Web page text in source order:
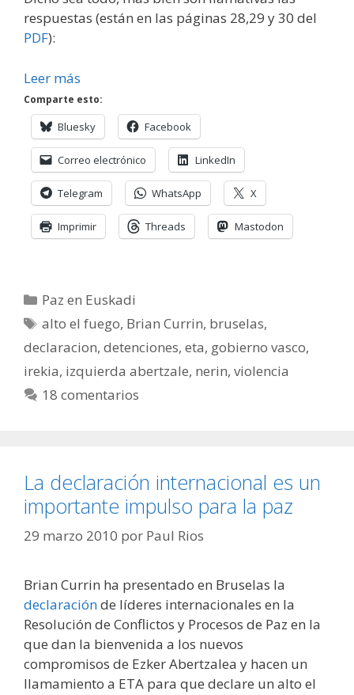
respuestas (están en las páginas 28,29 y 30 del
PDF):
Leer más
Comparte esto:
Bluesky Facebook
Correo electrónico LinkedIn
Telegram WhatsApp X
Imprimir Threads Mastodon
Categorías
Paz en Euskadi
Etiquetas
alto el fuego, Brian Currin, bruselas,
declaracion, detenciones, eta, gobierno vasco,
irekia, izquierda abertzale, nerin, violencia
18 comentarios
La declaración internacional es un
importante impulso para la paz
29 marzo 2010 por Paul Rios
Brian Currin ha presentado en Bruselas la
declaraciónde líderes internacionales en la
Resolución de Conflictos y Procesos de Paz en la
que dan la bienvenida a los nuevos
compromisos de Ezker Abertzalea y hacen un
llamamiento a ETA para que declare un alto el